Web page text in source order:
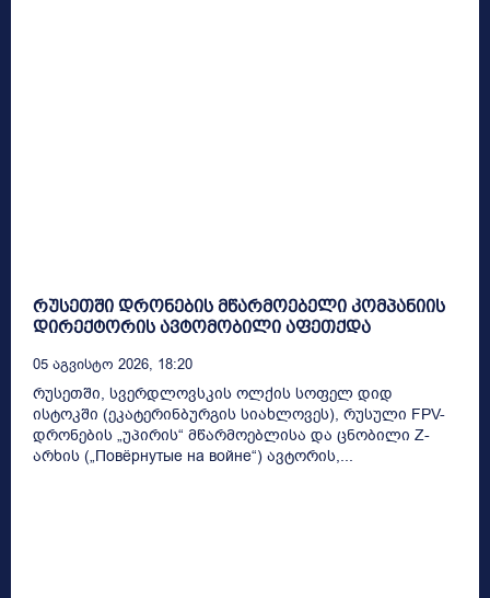
რუსეთში დრონების მწარმოებელი კომპანიის
დირექტორის ავტომობილი აფეთქდა
05 Აგვისტო 2026, 18:20
რუსეთში, სვერდლოვსკის ოლქის სოფელ დიდ
ისტოკში (ეკატერინბურგის სიახლოვეს), რუსული FPV-
დრონების „უპირის“ მწარმოებლისა და ცნობილი Z-
არხის („Повёрнутые на войне“) ავტორის,...